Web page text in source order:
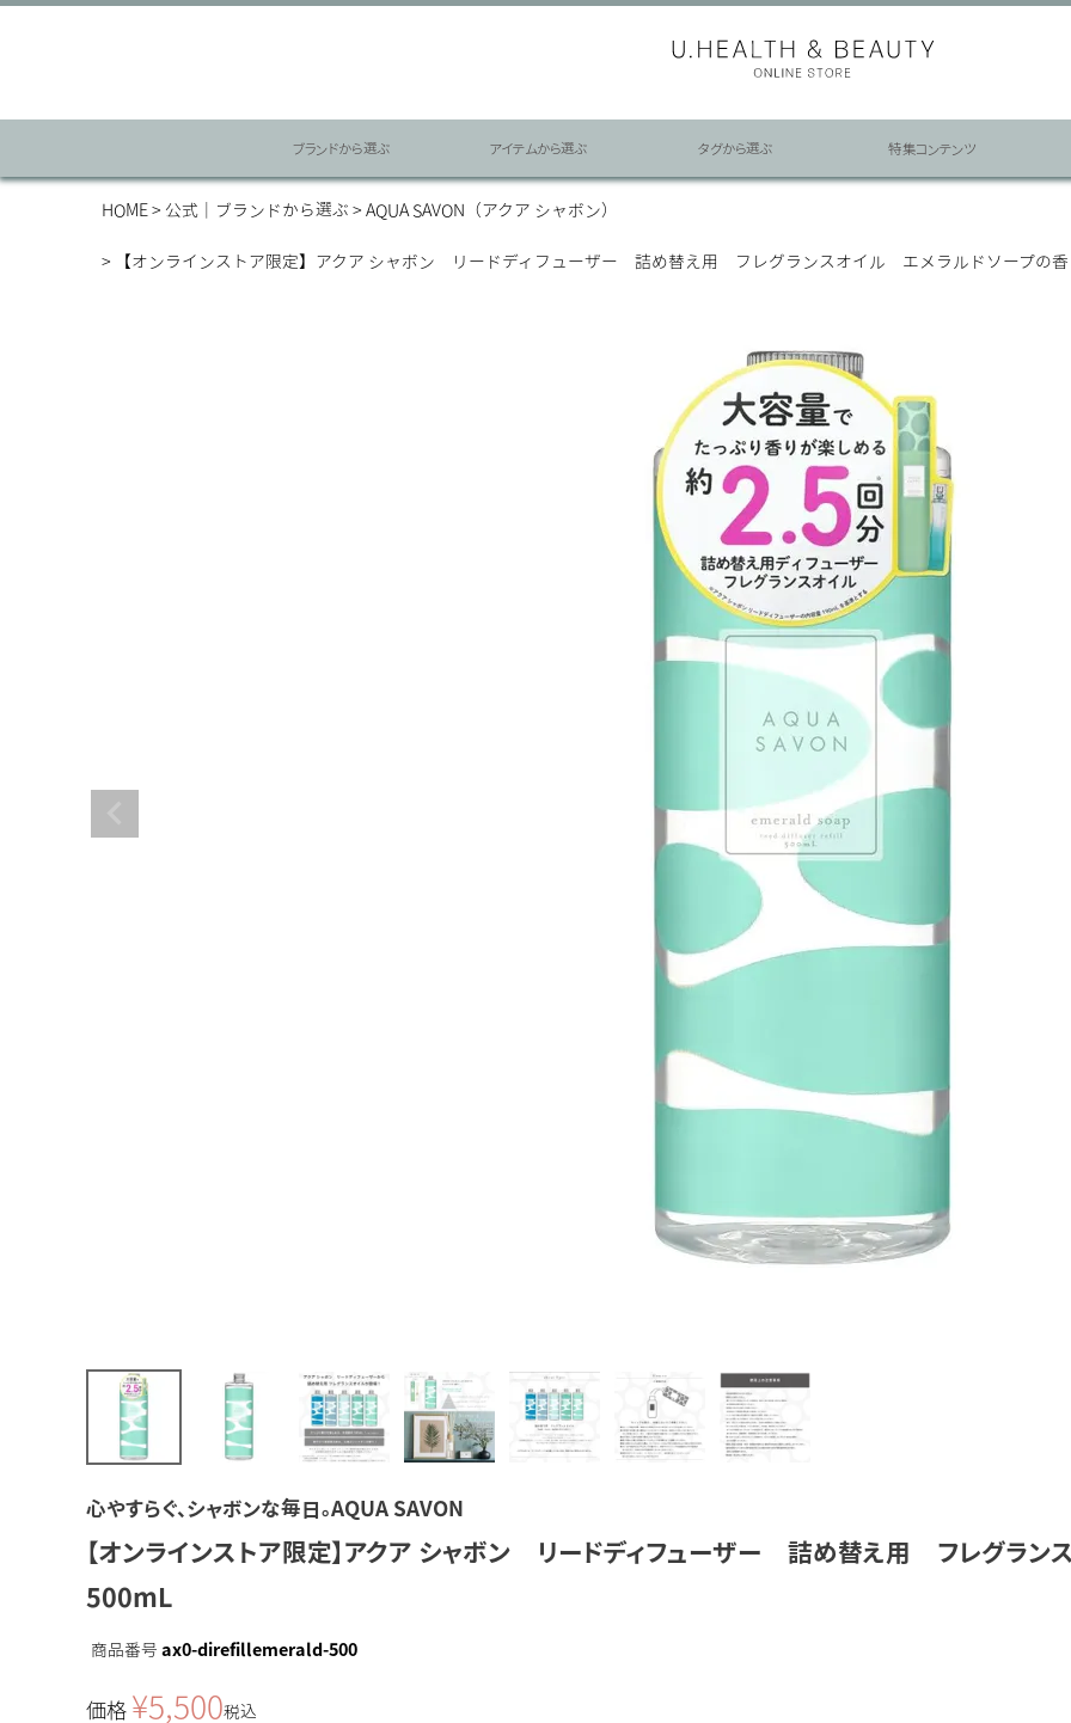
ブランドから選ぶ アイテムから選ぶ タグから選ぶ 特集コンテンツ
HOME 公式｜ブランドから選ぶ AQUA SAVON（アクア シャボン）
【オンラインストア限定】アクア シャボン リードディフューザー 詰め替え用 フレグランスオイル エメラルドソープの
心やすらぐ、シャボンな毎日。AQUA SAVON
【オンラインストア限定】アクア シャボン リードディフューザー 詰め替え用 フレグラ
500mL
商品番号 ax0-direfillemerald-500
価格 ¥5,500税込